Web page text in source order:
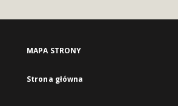
MAPA STRONY
Strona główna